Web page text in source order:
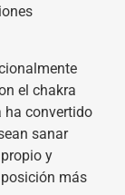
el chakra
ha convertido
sanar
y
más